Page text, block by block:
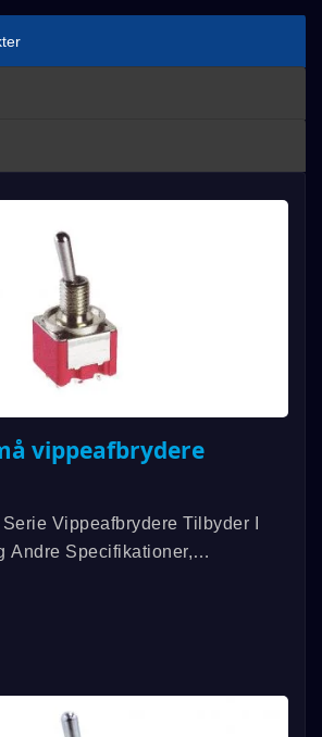
vippeafbrydere
Vippeafbrydere Tilbyder I
Andre Specifikationer,
IP67 Standarden Og
Op Til 100.000...